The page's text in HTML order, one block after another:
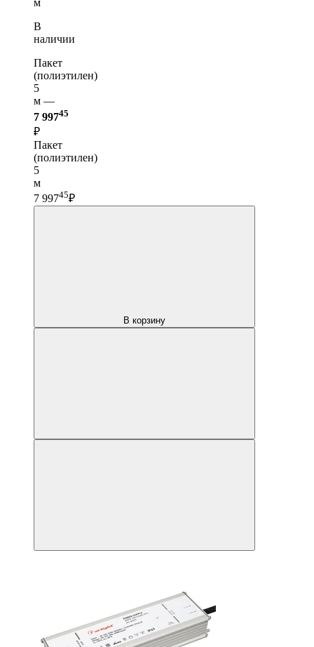
м
В
наличии
Пакет
(полиэтилен)
5
м —
7 99745
₽
Пакет
(полиэтилен)
5
м
7 99745₽
В корзину